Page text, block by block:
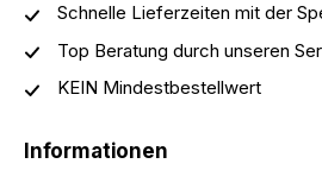
Schnelle Lieferzeiten mit der
Top Beratung durch unseren
KEIN Mindestbestellwert
Informationen